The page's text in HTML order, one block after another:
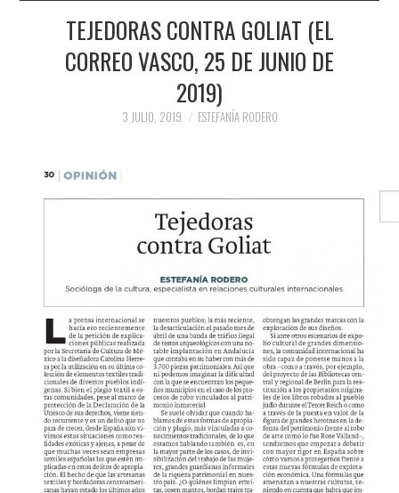
INICIO
HACER BOSQUE (SALA DE
QUIÉN ES
TEJEDORAS CONTRA GOLIAT (EL
CORREO VASCO, 25 DE JUNIO DE
2019)
3 JULIO, 2019 ESTEFANÍA RODERO
Buscar